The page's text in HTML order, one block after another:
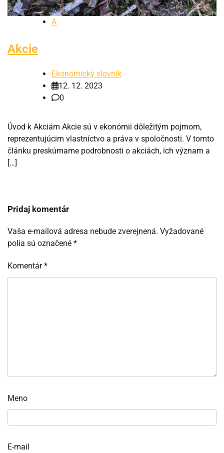
A
Akcie
Ekonomický slovník
12. 12. 2023
0
Úvod k Akciám Akcie sú v ekonómii dôležitým pojmom,
reprezentujúcim vlastníctvo a práva v spoločnosti. V tomto
článku preskúmame podrobnosti o akciách, ich význam a
[…]
Pridaj komentár
Vaša e-mailová adresa nebude zverejnená. Vyžadované
polia sú označené *
Komentár*
Meno
E-mail